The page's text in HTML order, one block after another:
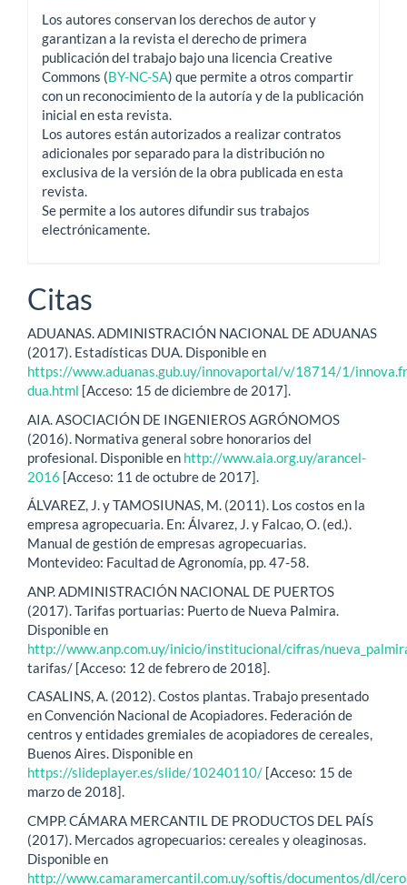
Los autores conservan los derechos de autor y
garantizan a la revista el derecho de primera
publicación del trabajo bajo una licencia Creative
Commons (BY-NC-SA) que permite a otros compartir
con un reconocimiento de la autoría y de la publicación
inicial en esta revista.
Los autores están autorizados a realizar contratos
adicionales por separado para la distribución no
exclusiva de la versión de la obra publicada en esta
revista.
Se permite a los autores difundir sus trabajos
electrónicamente.
Citas
ADUANAS. ADMINISTRACIÓN NACIONAL DE ADUANAS
(2017). Estadísticas DUA. Disponible en
https://www.aduanas.gub.uy/innovaportal/v/18714/1/
dua.html [Acceso: 15 de diciembre de 2017].
AIA. ASOCIACIÓN DE INGENIEROS AGRÓNOMOS
(2016). Normativa general sobre honorarios del
profesional. Disponible en http://www.aia.org.uy/arancel-
2016 [Acceso: 11 de octubre de 2017].
ÁLVAREZ, J. y TAMOSIUNAS, M. (2011). Los costos en la
empresa agropecuaria. En: Álvarez, J. y Falcao, O. (ed.).
Manual de gestión de empresas agropecuarias.
Montevideo: Facultad de Agronomía, pp. 47-58.
ANP. ADMINISTRACIÓN NACIONAL DE PUERTOS
(2017). Tarifas portuarias: Puerto de Nueva Palmira.
Disponible en
http://www.anp.com.uy/inicio/institucional/cifras/
tarifas/ [Acceso: 12 de febrero de 2018].
CASALINS, A. (2012). Costos plantas. Trabajo presentado
en Convención Nacional de Acopiadores. Federación de
centros y entidades gremiales de acopiadores de cereales,
Buenos Aires. Disponible en
https://slideplayer.es/slide/10240110/ [Acceso: 15 de
marzo de 2018].
CMPP. CÁMARA MERCANTIL DE PRODUCTOS DEL PAÍS
(2017). Mercados agropecuarios: cereales y oleaginosas.
Disponible en
http://www.camaramercantil.com.uy/softis/documentos/dl/